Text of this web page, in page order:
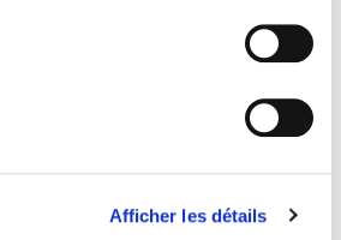
Afficher les détails